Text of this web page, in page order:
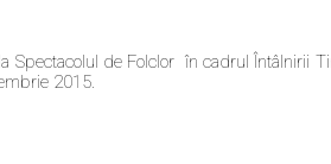
Spectacolul de Folclor în cadrul Întâlnirii
2015.